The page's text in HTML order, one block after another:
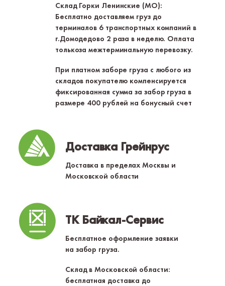
Склад Горки Ленинские (МО):
Бесплатно доставляем груз до
терминалов 6 транспортных компаний в
г.Домодедово 2 раза в неделю. Оплата
толькоза межтерминальную перевозку.
При платном заборе груза с любого из
складов покупателю компенсируется
фиксированная сумма за забор груза в
размере 400 рублей на бонусный счет
Доставка Грейнрус
Доставка в пределах Москвы и
Московской области
ТК Байкал-Сервис
Бесплатное оформление заявки
на забор груза.
Склад в Московской области:
бесплатная доставка до